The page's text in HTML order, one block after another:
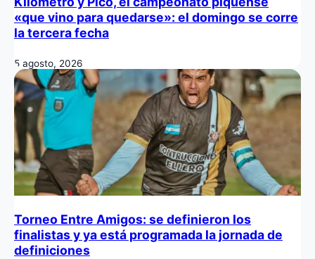
«que vino para quedarse»: el domingo se corre
la tercera fecha
5 agosto, 2026
Torneo Entre Amigos: se definieron los
finalistas y ya está programada la jornada de
definiciones